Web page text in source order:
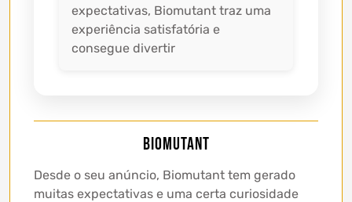
expectativas, Biomutant traz uma
experiência satisfatória e
consegue divertir
Biomutant
Desde o seu anúncio, Biomutant tem gerado
muitas expectativas e uma certa curiosidade